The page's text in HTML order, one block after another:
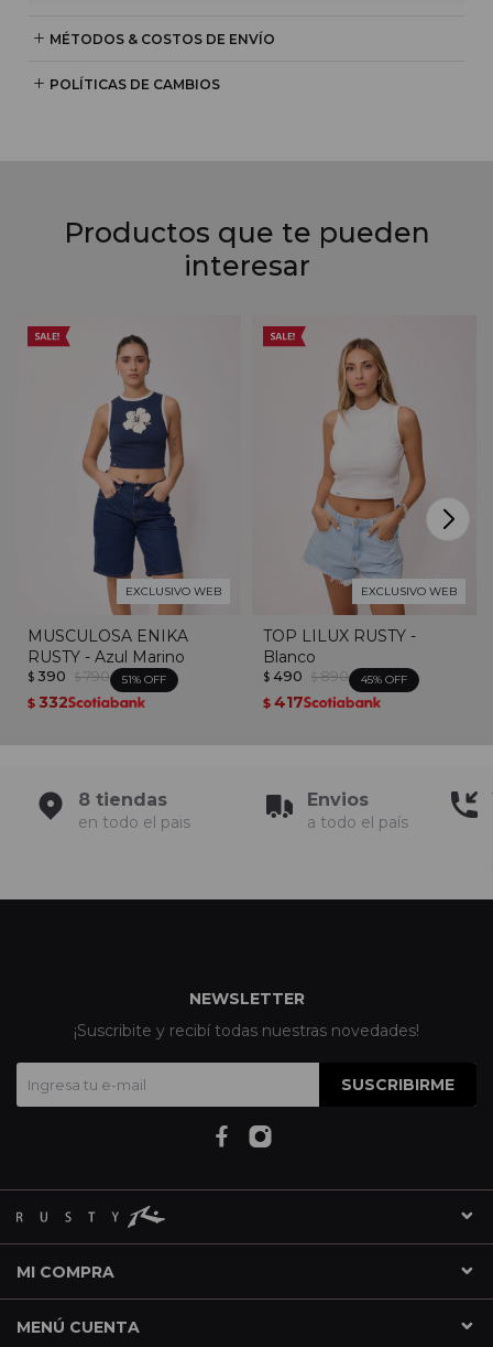
MÉTODOS & COSTOS DE ENVÍO
POLÍTICAS DE CAMBIOS
Productos que te pueden
interesar
EXCLUSIVO WEB
MUSCULOSA ENIKA
RUSTY - Azul Marino
$ 390 $ 790 51
$ 332
EXCLUSIVO WEB
TOP LILUX RUSTY -
Blanco
$ 490 $ 890 45
$ 417
8 tiendas
en todo el pais
Envios
a todo el país
MI COMPRA
MENÚ CUENTA
NEWSLETTER
¡Suscribite y recibí todas nuestras novedades!
SUSCRIBIRME